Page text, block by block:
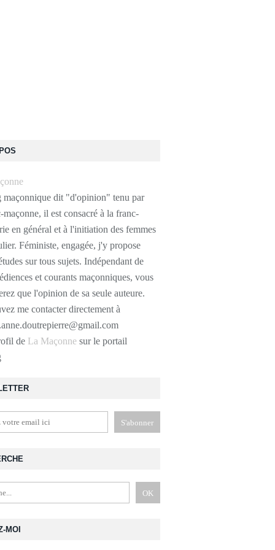
MOI
maçonnique dit "d'opinion" tenu par
maçonne, il est consacré à la franc-
en général et à l'initiation des femmes
Féministe, engagée, j'y propose
sur tous sujets. Indépendant de
et courants maçonniques, vous
que l'opinion de sa seule auteure.
me contacter directement à
de La Maçonne sur le portail